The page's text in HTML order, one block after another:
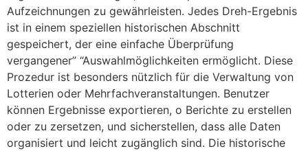
Aufzeichnungen zu gewährleisten. Jedes Dreh-Ergebnis
ist in einem speziellen historischen Abschnitt
gespeichert, der eine einfache Überprüfung
vergangener” “Auswahlmöglichkeiten ermöglicht. Diese
Prozedur ist besonders nützlich für die Verwaltung von
Lotterien oder Mehrfachveranstaltungen. Benutzer
können Ergebnisse exportieren, o Berichte zu erstellen
oder zu zersetzen, und sicherstellen, dass alle Daten
organisiert und leicht zugänglich sind. Die historische